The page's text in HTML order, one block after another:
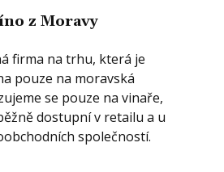
z Moravy
firma na trhu, která je
pouze na moravská
se pouze na vinaře,
dostupní v retailu a u
společností.